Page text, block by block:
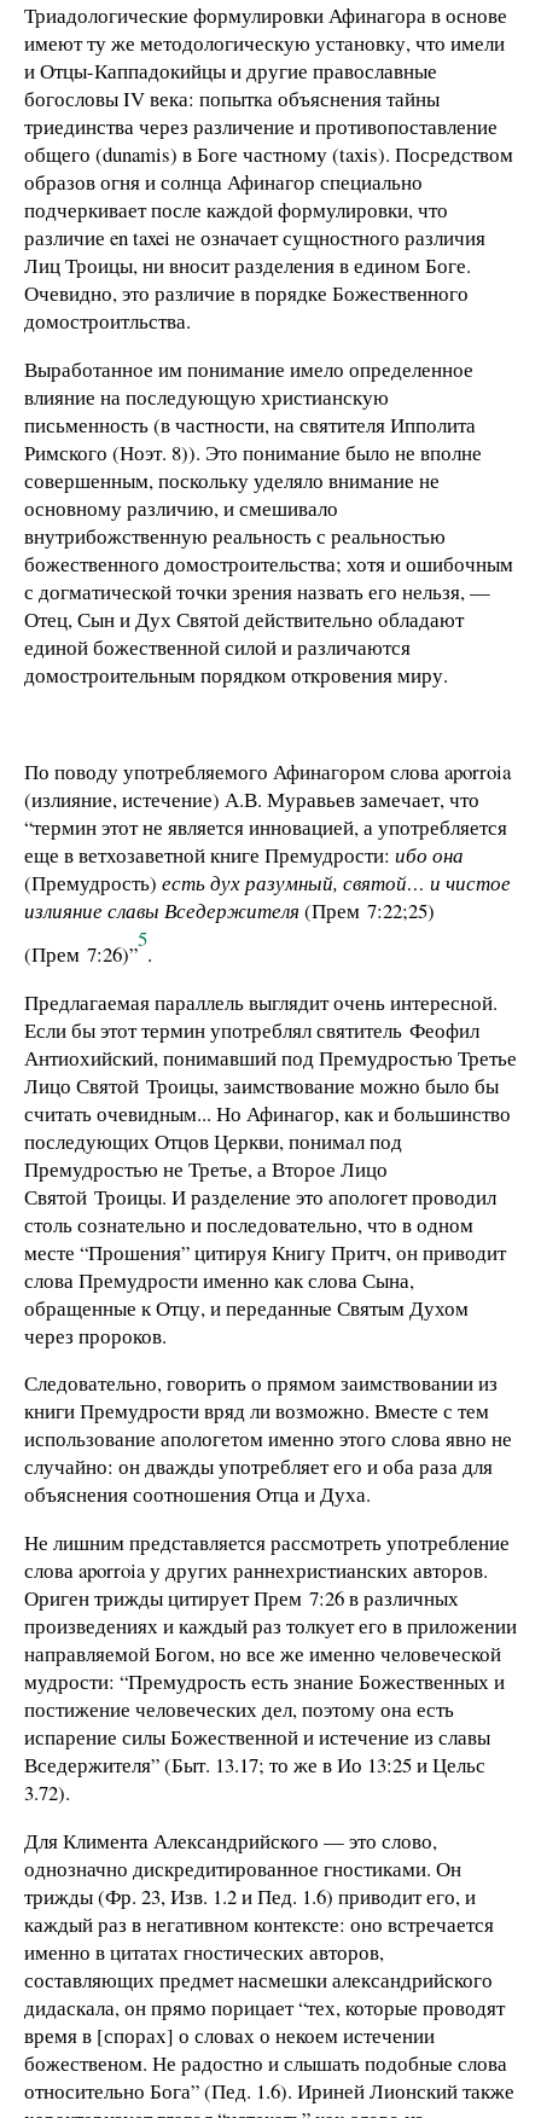
Триадологические формулировки Афинагора в основе
имеют ту же методологическую установку, что имели
и Отцы-Каппадокийцы и другие православные
богословы IV века: попытка объяснения тайны
триединства через различение и противопоставление
общего (dunamis) в Боге частному (taxis). Посредством
образов огня и солнца Афинагор специально
подчеркивает после каждой формулировки, что
различие en taxei не означает сущностного различия
Лиц Троицы, ни вносит разделения в едином Боге.
Очевидно, это различие в порядке Божественного
домостроитльства.
Выработанное им понимание имело определенное
влияние на последующую христианскую
письменность (в частности, на святителя Ипполита
Римского (Ноэт. 8)). Это понимание было не вполне
совершенным, поскольку уделяло внимание не
основному различию, и смешивало
внутрибожственную реальность с реальностью
божественного домостроительства; хотя и ошибочным
с догматической точки зрения назвать его нельзя, —
Отец, Сын и Дух Святой действительно обладают
единой божественной силой и различаются
домостроительным порядком откровения миру.
По поводу употребляемого Афинагором слова aporroia
(излияние, истечение) А.В. Муравьев замечает, что
“термин этот не является инновацией, а употребляется
еще в ветхозаветной книге Премудрости: ибо она
(Премудрость) есть дух разумный, святой… и чистое
излияние славы Вседержителя (Прем 7:22;25)
(Прем 7:26)”
5
.
Предлагаемая параллель выглядит очень интересной.
Если бы этот термин употреблял святитель Феофил
Антиохийский, понимавший под Премудростью Третье
Лицо Святой Троицы, заимствование можно было бы
считать очевидным... Но Афинагор, как и большинство
последующих Отцов Церкви, понимал под
Премудростью не Третье, а Второе Лицо
Святой Троицы. И разделение это апологет проводил
столь сознательно и последовательно, что в одном
месте “Прошения” цитируя Книгу Притч, он приводит
слова Премудрости именно как слова Сына,
обращенные к Отцу, и переданные Святым Духом
через пророков.
Следовательно, говорить о прямом заимствовании из
книги Премудрости вряд ли возможно. Вместе с тем
использование апологетом именно этого слова явно не
случайно: он дважды употребляет его и оба раза для
объяснения соотношения Отца и Духа.
Не лишним представляется рассмотреть употребление
слова aporroia у других раннехристианских авторов.
Ориген трижды цитирует Прем 7:26 в различных
произведениях и каждый раз толкует его в приложении
направляемой Богом, но все же именно человеческой
мудрости: “Премудрость есть знание Божественных и
постижение человеческих дел, поэтому она есть
испарение силы Божественной и истечение из славы
Вседержителя” (Быт. 13.17; то же в Ио 13:25 и Цельс
3.72).
Для Климента Александрийского — это слово,
однозначно дискредитированное гностиками. Он
трижды (Фр. 23, Изв. 1.2 и Пед. 1.6) приводит его, и
каждый раз в негативном контексте: оно встречается
именно в цитатах гностических авторов,
составляющих предмет насмешки александрийского
дидаскала, он прямо порицает “тех, которые проводят
время в [спорах] о словах о некоем истечении
божественом. Не радостно и слышать подобные слова
относительно Бога” (Пед. 1.6). Ириней Лионский также